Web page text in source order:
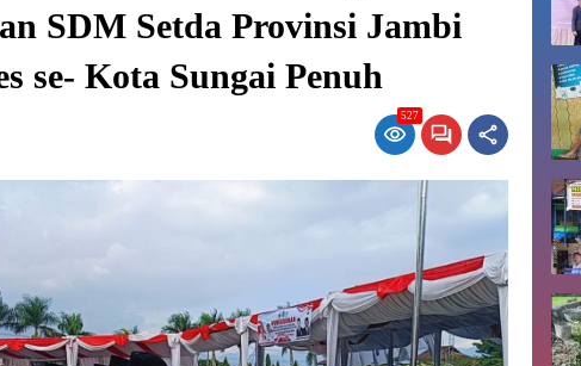
SDM Setda Provinsi Jambi
se- Kota Sungai Penuh
527